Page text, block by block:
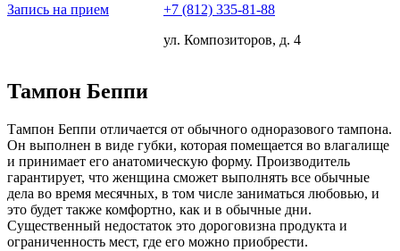
Запись на прием
+7 (812) 335-81-88
ул. Композиторов, д. 4
Тампон Беппи
Тампон Беппи отличается от обычного одноразового тампона.
Он выполнен в виде губки, которая помещается во влагалище
и принимает его анатомическую форму. Производитель
гарантирует, что женщина сможет выполнять все обычные
дела во время месячных, в том числе заниматься любовью, и
это будет также комфортно, как и в обычные дни.
Существенный недостаток это дороговизна продукта и
ограниченность мест, где его можно приобрести.